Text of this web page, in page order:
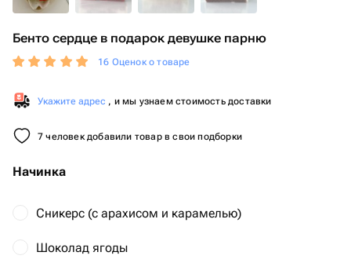
Бенто сердце в подарок девушке парню
16 Оценок о товаре
Укажите адрес , и мы узнаем стоимость доставки
7 человек добавили товар в свои подборки
Начинка
Сникерс (с арахисом и карамелью)
Шоколад ягоды